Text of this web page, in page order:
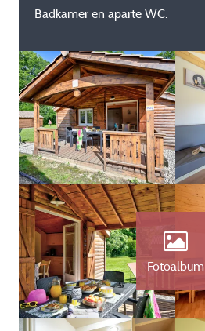
Badkamer en aparte WC.
Fotoalbum